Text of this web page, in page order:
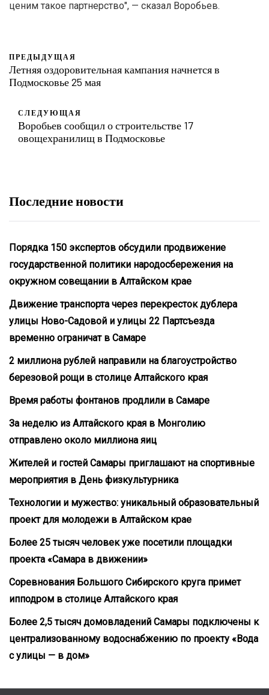
ценим такое партнерство", — сказал Воробьев.
ПРЕДЫДУЩАЯ
Летняя оздоровительная кампания начнется в
Подмосковье 25 мая
СЛЕДУЮЩАЯ
Воробьев сообщил о строительстве 17
овощехранилищ в Подмосковье
Последние новости
Порядка 150 экспертов обсудили продвижение
государственной политики народосбережения на
окружном совещании в Алтайском крае
Движение транспорта через перекресток дублера
улицы Ново-Садовой и улицы 22 Партсъезда
временно ограничат в Самаре
2 миллиона рублей направили на благоустройство
березовой рощи в столице Алтайского края
Время работы фонтанов продлили в Самаре
За неделю из Алтайского края в Монголию
отправлено около миллиона яиц
Жителей и гостей Самары приглашают на спортивные
мероприятия в День физкультурника
Технологии и мужество: уникальный образовательный
проект для молодежи в Алтайском крае
Более 25 тысяч человек уже посетили площадки
проекта «Самара в движении»
Соревнования Большого Сибирского круга примет
ипподром в столице Алтайского края
Более 2,5 тысяч домовладений Самары подключены к
централизованному водоснабжению по проекту «Вода
с улицы — в дом»